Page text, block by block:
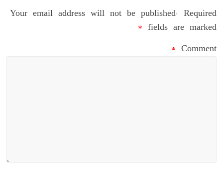
Your email address will not be published. Required
fields are marked
*
Comment
*